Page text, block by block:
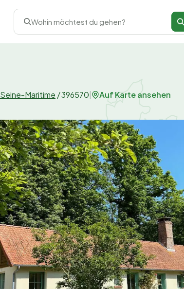
Wohin möchtest du gehen?
Seine-Maritime /396570 Auf Karte ansehen